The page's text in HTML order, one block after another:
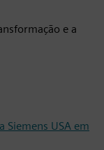
e a
Siemens USA em